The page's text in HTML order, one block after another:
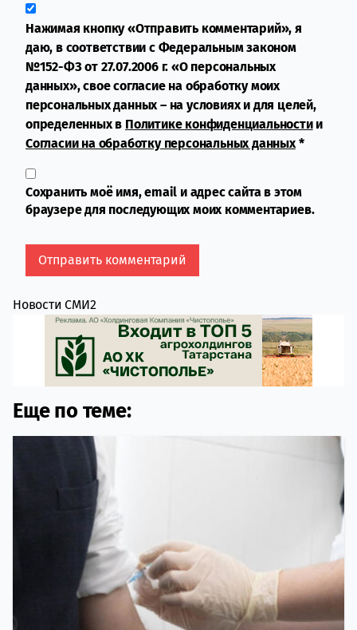
Нажимая кнопку «Отправить комментарий», я
даю, в соответствии с Федеральным законом
№152-ФЗ от 27.07.2006 г. «О персональных
данных», свое согласие на обработку моих
персональных данных – на условиях и для целей,
определенных в Политике конфиденциальностии
Согласии на обработку персональных данных*
Сохранить моё имя, email и адрес сайта в этом
браузере для последующих моих комментариев.
Новости СМИ2
Еще по теме: